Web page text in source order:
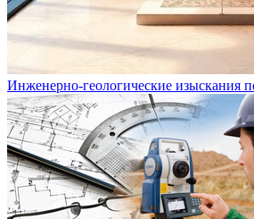
Инженерно-геологические изыскания